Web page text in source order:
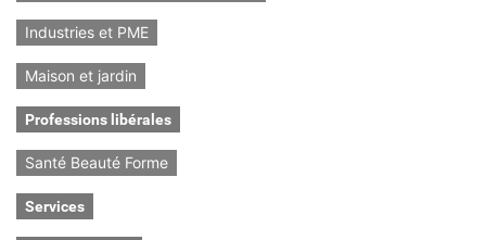
Industries et PME
Maison et jardin
Professions libérales
Santé Beauté Forme
Services